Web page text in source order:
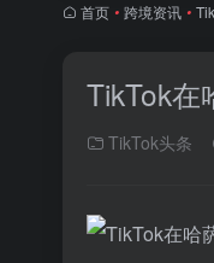
首页 • 跨境资讯 •
TikTok在
TikTok头条